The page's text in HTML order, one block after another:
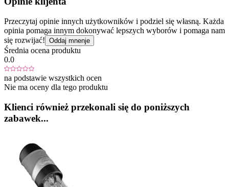
Przeczytaj opinie innych użytkowników i podziel się własną. Każda
opinia pomaga innym dokonywać lepszych wyborów i pomaga nam
się rozwijać! Oddaj mnenje
Średnia ocena produktu
0.0
na podstawie wszystkich ocen
Nie ma oceny dla tego produktu
Klienci również przekonali się do poniższych
zabawek...